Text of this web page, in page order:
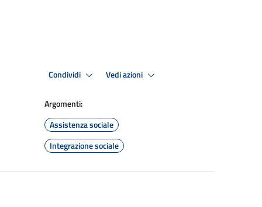
Condividi Vedi azioni
Argomenti:
Assistenza sociale
Integrazione sociale